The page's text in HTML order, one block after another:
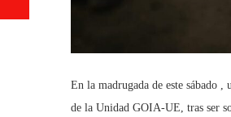
En la madrugada de este sábado
de la Unidad GOIA-UE, tras ser